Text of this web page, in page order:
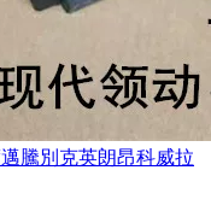
騰別克英朗昂科威拉